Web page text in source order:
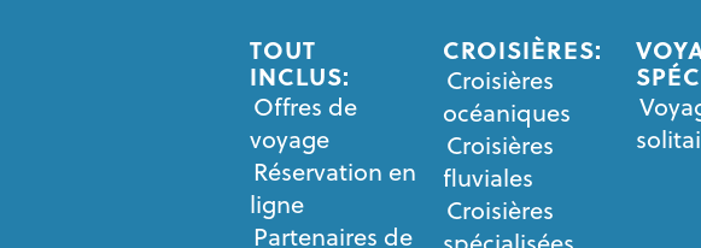
TOUT
INCLUS:
Offres de
voyage
Réservation en
ligne
Partenaires de
CROISIÈRES:
Croisières
océaniques
Croisières
fluviales
Croisières